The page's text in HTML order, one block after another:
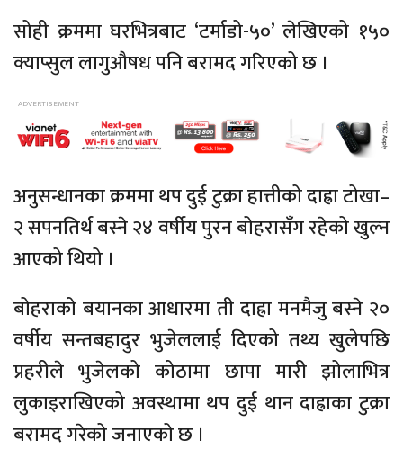
सोही क्रममा घरभित्रबाट ‘टर्माडो-५०’ लेखिएको १५०
क्याप्सुल लागुऔषध पनि बरामद गरिएको छ ।
अनुसन्धानका क्रममा थप दुई टुक्रा हात्तीको दाह्रा टोखा–
२ सपनतिर्थ बस्ने २४ वर्षीय पुरन बोहरासँग रहेको खुल्न
आएको थियो ।
बोहराको बयानका आधारमा ती दाह्रा मनमैजु बस्ने २०
वर्षीय सन्तबहादुर भुजेललाई दिएको तथ्य खुलेपछि
प्रहरीले भुजेलको कोठामा छापा मारी झोलाभित्र
लुकाइराखिएको अवस्थामा थप दुई थान दाह्राका टुक्रा
बरामद गरेको जनाएको छ ।